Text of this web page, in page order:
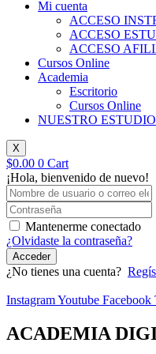
Mi cuenta
ACCESO
ACCESO
ACCESO
Cursos Online
Academia
Escritorio
Cursos Online
NUESTRO ESTUDIO
X
$0.00 0 Cart
¡Hola, bienvenido de nuevo!
Mantenerme conectado
¿Olvidaste la contraseña?
Acceder
¿No tienes una cuenta?
InstagramYoutube Facebook
ACADEMIA